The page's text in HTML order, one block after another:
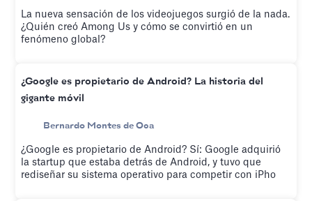
La nueva sensación de los videojuegos surgió de la nada.
¿Quién creó Among Us y cómo se convirtió en un
fenómeno global?
¿Google es propietario de Android? La historia del
gigante móvil
Bernardo Montes de Oca
¿Google es propietario de Android? Sí: Google adquirió
la startup que estaba detrás de Android, y tuvo que
rediseñar su sistema operativo para competir con iPho